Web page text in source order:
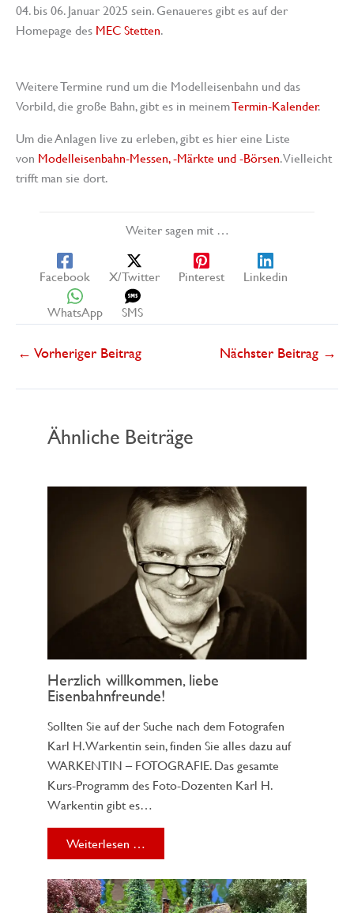
04. bis 06. Januar 2025 sein. Genaueres gibt es auf der
Homepage des MEC Stetten.
Weitere Termine rund um die Modelleisenbahn und das
Vorbild, die große Bahn, gibt es in meinemTermin-Kalender.
Um die Anlagen live zu erleben, gibt es hier eine Liste
von Modelleisenbahn-Messen, -Märkte und -Börsen. Vielleicht
trifft man sie dort.
Weiter sagen mit …
Facebook X/Twitter Pinterest Linkedin
WhatsApp SMS
← Vorheriger Beitrag Nächster Beitrag →
Ähnliche Beiträge
Herzlich willkommen, liebe
Eisenbahnfreunde!
Sollten Sie auf der Suche nach dem Fotografen
Karl H. Warkentin sein, finden Sie alles dazu auf
WARKENTIN – FOTOGRAFIE. Das gesamte
Kurs-Programm des Foto-Dozenten Karl H.
Warkentin gibt es…
Weiterlesen …